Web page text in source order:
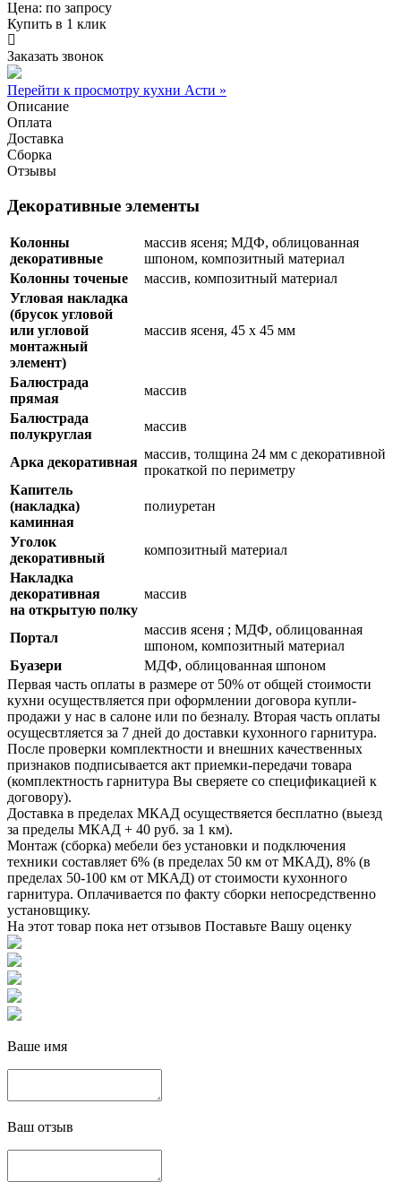
Цена: по запросу
Купить в 1 клик
Заказать звонок
Перейти к просмотру кухни Асти »
Описание
Оплата
Доставка
Сборка
Отзывы
Декоративные элементы
Колонны
декоративные
массив ясеня; МДФ, облицованная
шпоном, композитный материал
Колонны точеные
массив, композитный материал
Угловая накладка
(брусок угловой
или угловой
монтажный
элемент)
массив ясеня, 45 х 45 мм
Балюстрада
прямая
массив
Балюстрада
полукруглая
массив
Арка декоративная
массив, толщина 24 мм с декоративной
прокаткой по периметру
Капитель
(накладка)
каминная
полиуретан
Уголок
декоративный
композитный материал
Накладка
декоративная
на открытую полку
массив
Портал
массив ясеня ; МДФ, облицованная
шпоном, композитный материал
Буaзери
МДФ, облицованная шпоном
Первая часть оплаты в размере от 50% от общей стоимости
кухни осуществляется при оформлении договора купли-
продажи у нас в салоне или по безналу. Вторая часть оплаты
осущесвтляется за 7 дней до доставки кухонного гарнитура.
После проверки комплектности и внешних качественных
признаков подписывается акт приемки-передачи товара
(комплектность гарнитура Вы сверяете со спецификацией к
договору).
Доставка в пределах МКАД осуществяется бесплатно (выезд
за пределы МКАД + 40 руб. за 1 км).
Монтаж (сборка) мебели без установки и подключения
техники составляет 6% (в пределах 50 км от МКАД), 8% (в
пределах 50-100 км от МКАД) от стоимости кухонного
гарнитура. Оплачивается по факту сборки непосредственно
установщику.
На этот товар пока нет отзывов Поставьте Вашу оценку
Ваше имя
Ваш отзыв